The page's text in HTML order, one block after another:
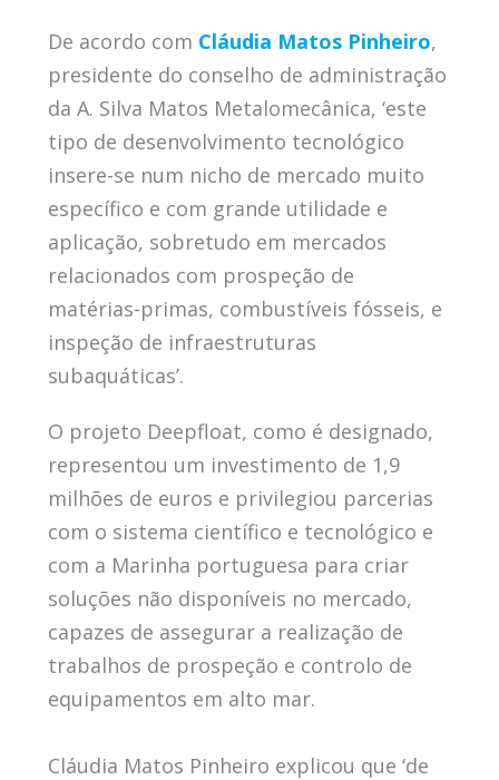
De acordo com Cláudia Matos Pinheiro,
presidente do conselho de administração
da A. Silva Matos Metalomecânica, ‘este
tipo de desenvolvimento tecnológico
insere-se num nicho de mercado muito
específico e com grande utilidade e
aplicação, sobretudo em mercados
relacionados com prospeção de
matérias-primas, combustíveis fósseis, e
inspeção de infraestruturas
subaquáticas’.
O projeto Deepfloat, como é designado,
representou um investimento de 1,9
milhões de euros e privilegiou parcerias
com o sistema científico e tecnológico e
com a Marinha portuguesa para criar
soluções não disponíveis no mercado,
capazes de assegurar a realização de
trabalhos de prospeção e controlo de
equipamentos em alto mar.
Cláudia Matos Pinheiro explicou que ‘de